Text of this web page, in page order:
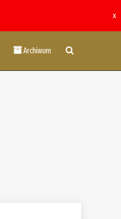
x
Archiwum